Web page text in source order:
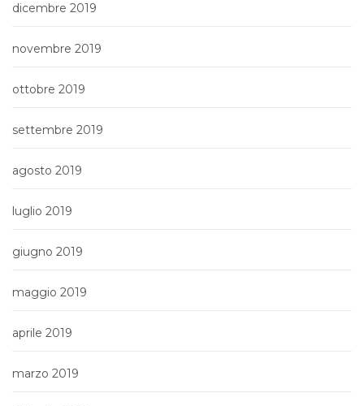
dicembre 2019
novembre 2019
ottobre 2019
settembre 2019
agosto 2019
luglio 2019
giugno 2019
maggio 2019
aprile 2019
marzo 2019